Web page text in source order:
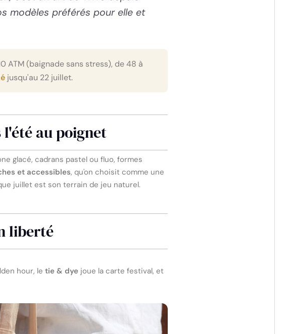
modèles préférés pour elle et
ATM (baignade sans stress), de 48 à
jusqu'au 22 juillet.
au poignet
glacé, cadrans pastel ou fluo, formes
et accessibles, qu'on choisit comme une
juillet est son terrain de jeu naturel.
liberté
hour, le tie & dye joue la carte festival, et